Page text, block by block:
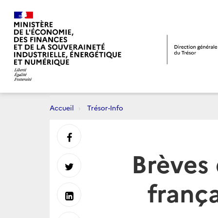
Accueil Trésor-Info
Partager
sur
Partager
sur
Partager